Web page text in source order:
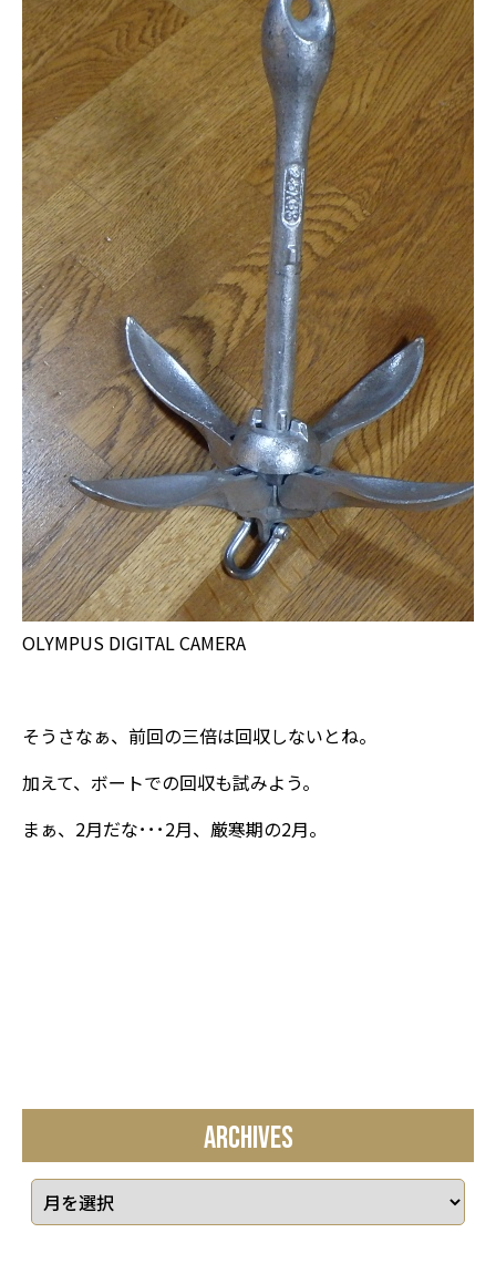
OLYMPUS DIGITAL CAMERA
そうさなぁ、前回の三倍は回収しないとね。
加えて、ボートでの回収も試みよう。
まぁ、2月だな･･･2月、厳寒期の2月。
ARCHIVES